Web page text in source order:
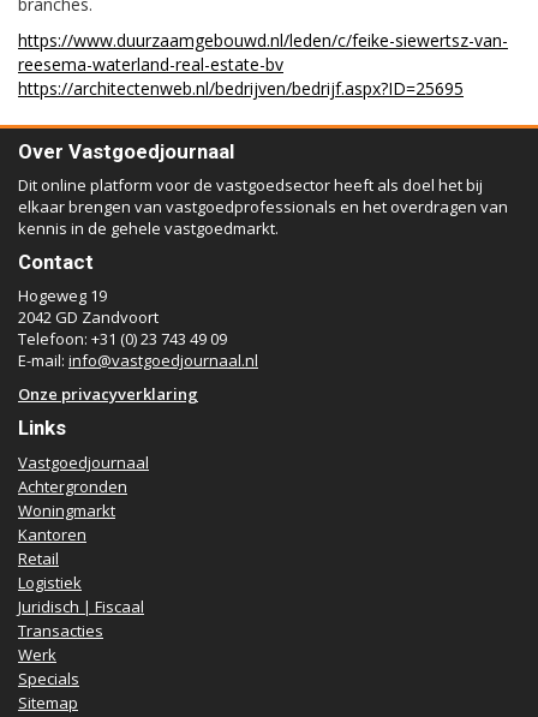
https://www.duurzaamgebouwd.nl/leden/c/feike-siewertsz-van-
reesema-waterland-real-estate-bv
https://architectenweb.nl/bedrijven/bedrijf.aspx?ID=25695
Over Vastgoedjournaal
Dit online platform voor de vastgoedsector heeft als doel het bij
elkaar brengen van vastgoedprofessionals en het overdragen van
kennis in de gehele vastgoedmarkt.
Contact
Hogeweg 19
2042 GD Zandvoort
Telefoon: +31 (0) 23 743 49 09
E-mail: info@vastgoedjournaal.nl
Onze privacyverklaring
Links
Vastgoedjournaal
Achtergronden
Woningmarkt
Kantoren
Retail
Logistiek
Juridisch | Fiscaal
Transacties
Werk
Specials
Sitemap